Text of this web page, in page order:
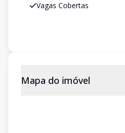
Vagas Cobertas
Mapa do imóvel